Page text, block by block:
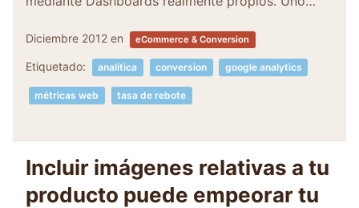
Diciembre 2012 en eCommerce & Conversion
Etiquetado: analítica conversion google analytics
métricas web tasa de rebote
Incluir imágenes relativas a tu
producto puede empeorar tu